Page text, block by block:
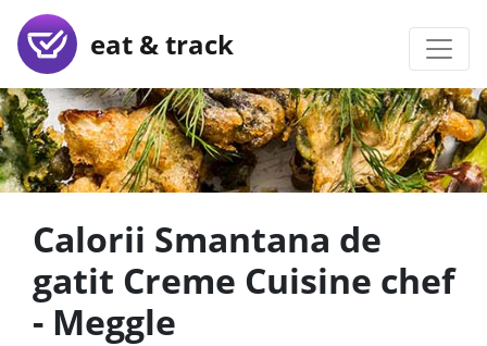
eat & track
Calorii Smantana de
gatit Creme Cuisine chef
- Meggle